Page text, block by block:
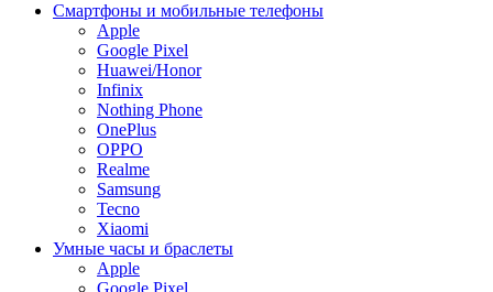
Смартфоны и мобильные телефоны
Apple
Google Pixel
Huawei/Honor
Infinix
Nothing Phone
OnePlus
OPPO
Realme
Samsung
Tecno
Xiaomi
Умные часы и браслеты
Apple